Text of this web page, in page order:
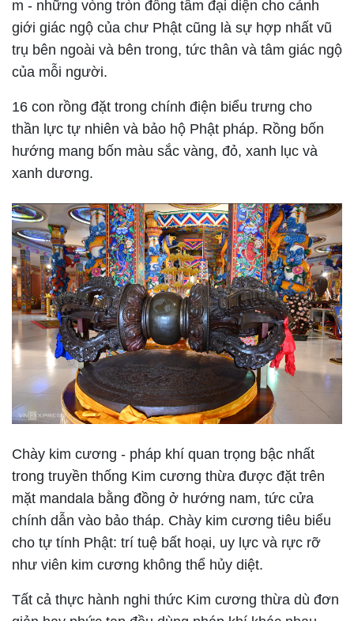
m - những vòng tròn đồng tâm đại diện cho cảnh
giới giác ngộ của chư Phật cũng là sự hợp nhất vũ
trụ bên ngoài và bên trong, tức thân và tâm giác ngộ
của mỗi người.
16 con rồng đặt trong chính điện biểu trưng cho
thần lực tự nhiên và bảo hộ Phật pháp. Rồng bốn
hướng mang bốn màu sắc vàng, đỏ, xanh lục và
xanh dương.
Chày kim cương - pháp khí quan trọng bậc nhất
trong truyền thống Kim cương thừa được đặt trên
mặt mandala bằng đồng ở hướng nam, tức cửa
chính dẫn vào bảo tháp. Chày kim cương tiêu biểu
cho tự tính Phật: trí tuệ bất hoại, uy lực và rực rỡ
như viên kim cương không thể hủy diệt.
Tất cả thực hành nghi thức Kim cương thừa dù đơn